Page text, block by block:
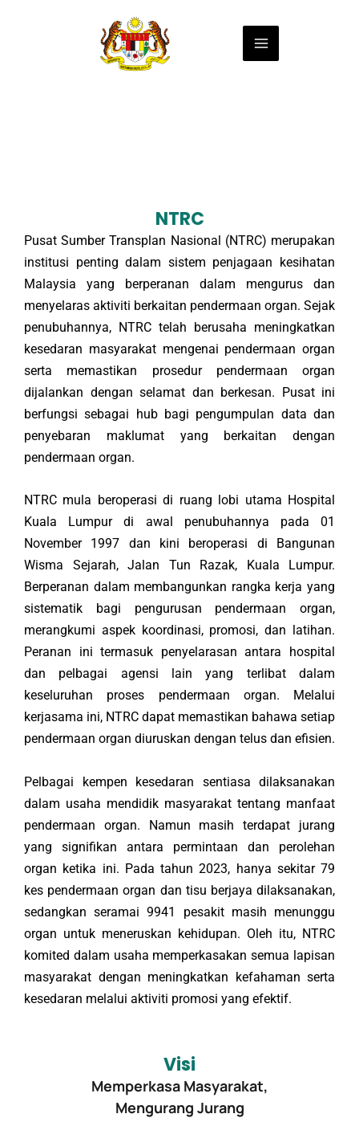
Menu
NTRC
Pusat Sumber Transplan Nasional (NTRC) merupakan
institusi penting dalam sistem penjagaan kesihatan
Malaysia yang berperanan dalam mengurus dan
menyelaras aktiviti berkaitan pendermaan organ. Sejak
penubuhannya, NTRC telah berusaha meningkatkan
kesedaran masyarakat mengenai pendermaan organ
serta memastikan prosedur pendermaan organ
dijalankan dengan selamat dan berkesan. Pusat ini
berfungsi sebagai hub bagi pengumpulan data dan
penyebaran maklumat yang berkaitan dengan
pendermaan organ.
NTRC mula beroperasi di ruang lobi utama Hospital
Kuala Lumpur di awal penubuhannya pada 01
November 1997 dan kini beroperasi di Bangunan
Wisma Sejarah, Jalan Tun Razak, Kuala Lumpur.
Berperanan dalam membangunkan rangka kerja yang
sistematik bagi pengurusan pendermaan organ,
merangkumi aspek koordinasi, promosi, dan latihan.
Peranan ini termasuk penyelarasan antara hospital
dan pelbagai agensi lain yang terlibat dalam
keseluruhan proses pendermaan organ. Melalui
kerjasama ini, NTRC dapat memastikan bahawa setiap
pendermaan organ diuruskan dengan telus dan efisien.
Pelbagai kempen kesedaran sentiasa dilaksanakan
dalam usaha mendidik masyarakat tentang manfaat
pendermaan organ. Namun masih terdapat jurang
yang signifikan antara permintaan dan perolehan
organ ketika ini. Pada tahun 2023, hanya sekitar 79
kes pendermaan organ dan tisu berjaya dilaksanakan,
sedangkan seramai 9941 pesakit masih menunggu
organ untuk meneruskan kehidupan. Oleh itu, NTRC
komited dalam usaha memperkasakan semua lapisan
masyarakat dengan meningkatkan kefahaman serta
kesedaran melalui aktiviti promosi yang efektif.
Visi
Memperkasa Masyarakat,
Mengurang Jurang